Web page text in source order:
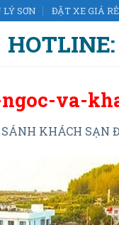
SƠN ĐẶT XE GIÁ RẺ
HOTLINE:
va-
SÁNH KHÁCH SẠN